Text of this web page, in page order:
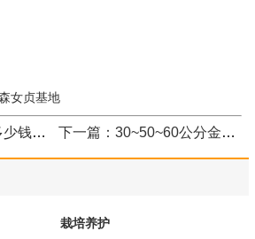
女贞基地
上一篇：金森女贞多少钱与金森女贞最新价格 下一篇：30~50~60公分金森女贞价格
栽培养护